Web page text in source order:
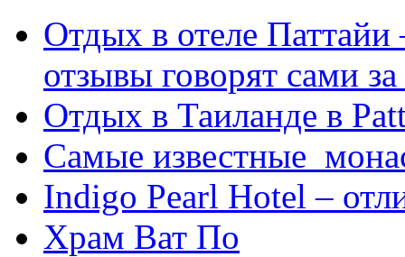
Отдых в отеле
отзывы говорят сами за
Отдых в Таиланде в
Самые известные
Indigo Pearl Hotel –
Храм Ват По